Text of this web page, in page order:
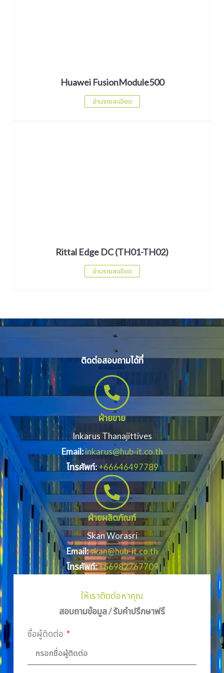
Huawei FusionModule500
อ่านรายละเอียด
Rittal Edge DC (TH01-TH02)
อ่านรายละเอียด
ติดต่อสอบถามได้ที่
ฝ่ายขาย
Inkarus Thanajittives
Email:inkarus@hub-it.co.th
โทรศัพท์:+66646497789
ฝ่ายผลิตภัณฑ์
Skan Worasri
Email:skan@hub-it.co.th
โทรศัพท์:+66982767709
ให้เราติดต่อหาคุณ
สอบถามข้อมูล / รับคำปรึกษาฟรี
ชื่อผู้ติดต่อ